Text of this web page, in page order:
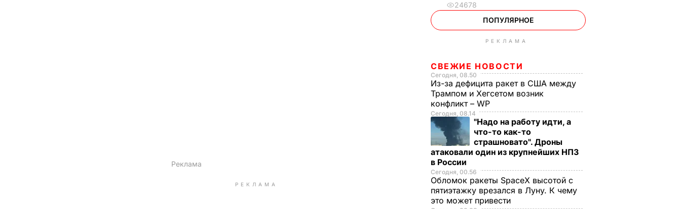
РЕКЛАМА
24678
ПОПУЛЯРНОЕ
РЕКЛАМА
СВЕЖИЕ НОВОСТИ
Сегодня, 08.50
Из-за дефицита ракет в США между
Трампом и Хегсетом возник
конфликт – WP
Сегодня, 08.14
"Надо на работу идти, а
что-то как-то
страшновато". Дроны
атаковали один из крупнейших НПЗ
в России
Сегодня, 00.56
Обломок ракеты SpaceX высотой с
пятиэтажку врезался в Луну. К чему
это может привести